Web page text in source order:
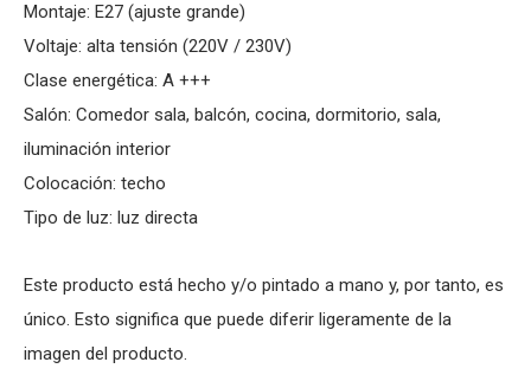
Montaje: E27 (ajuste grande)
Voltaje: alta tensión (220V / 230V)
Clase energética: A +++
Salón: Comedor sala, balcón, cocina, dormitorio, sala,
iluminación interior
Colocación: techo
Tipo de luz: luz directa
Este producto está hecho y/o pintado a mano y, por tanto, es
único. Esto significa que puede diferir ligeramente de la
imagen del producto.